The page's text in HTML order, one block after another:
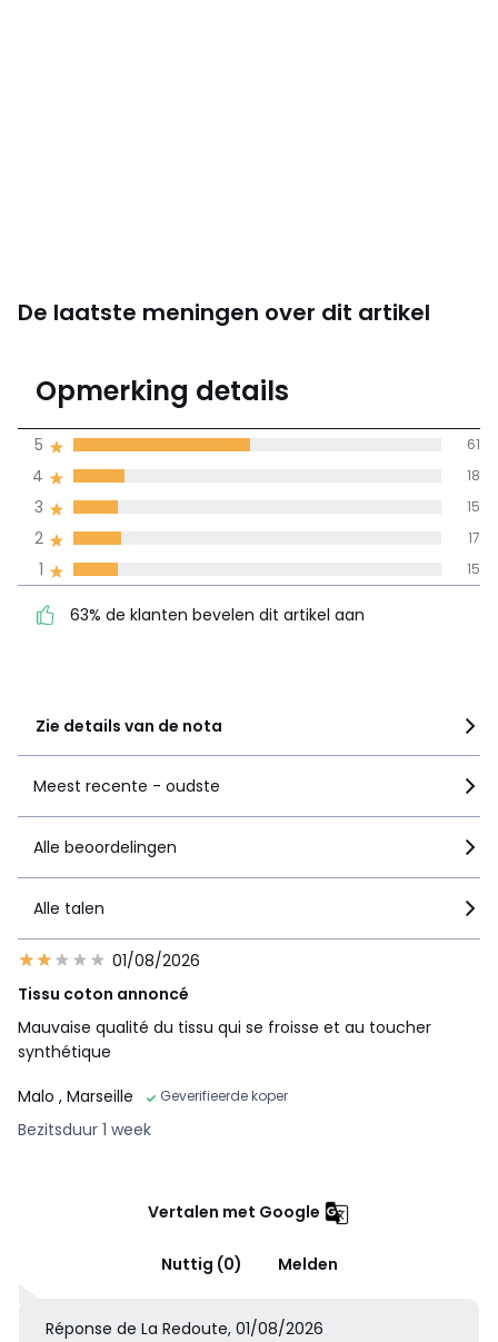
De laatste meningen over dit artikel
3.7
gemiddelde bereikt
door alle landen
100% gecertificeerde beoordelingen,
3 15
4 18
Zie details van de nota
Opmerking details
1 15
2 17
3 15
4 18
5 61
63% de klanten bevelen dit artikel aan
Meest recente - oudste
Alle beoordelingen
Alle talen
01/08/2026
Tissu coton annoncé
Mauvaise qualité du tissu qui se froisse et au toucher
synthétique
Malo , Marseille Geverifieerde koper
Bezitsduur 1 week
Vertalen met Google
Nuttig (0) Melden
Réponse de La Redoute, 01/08/2026